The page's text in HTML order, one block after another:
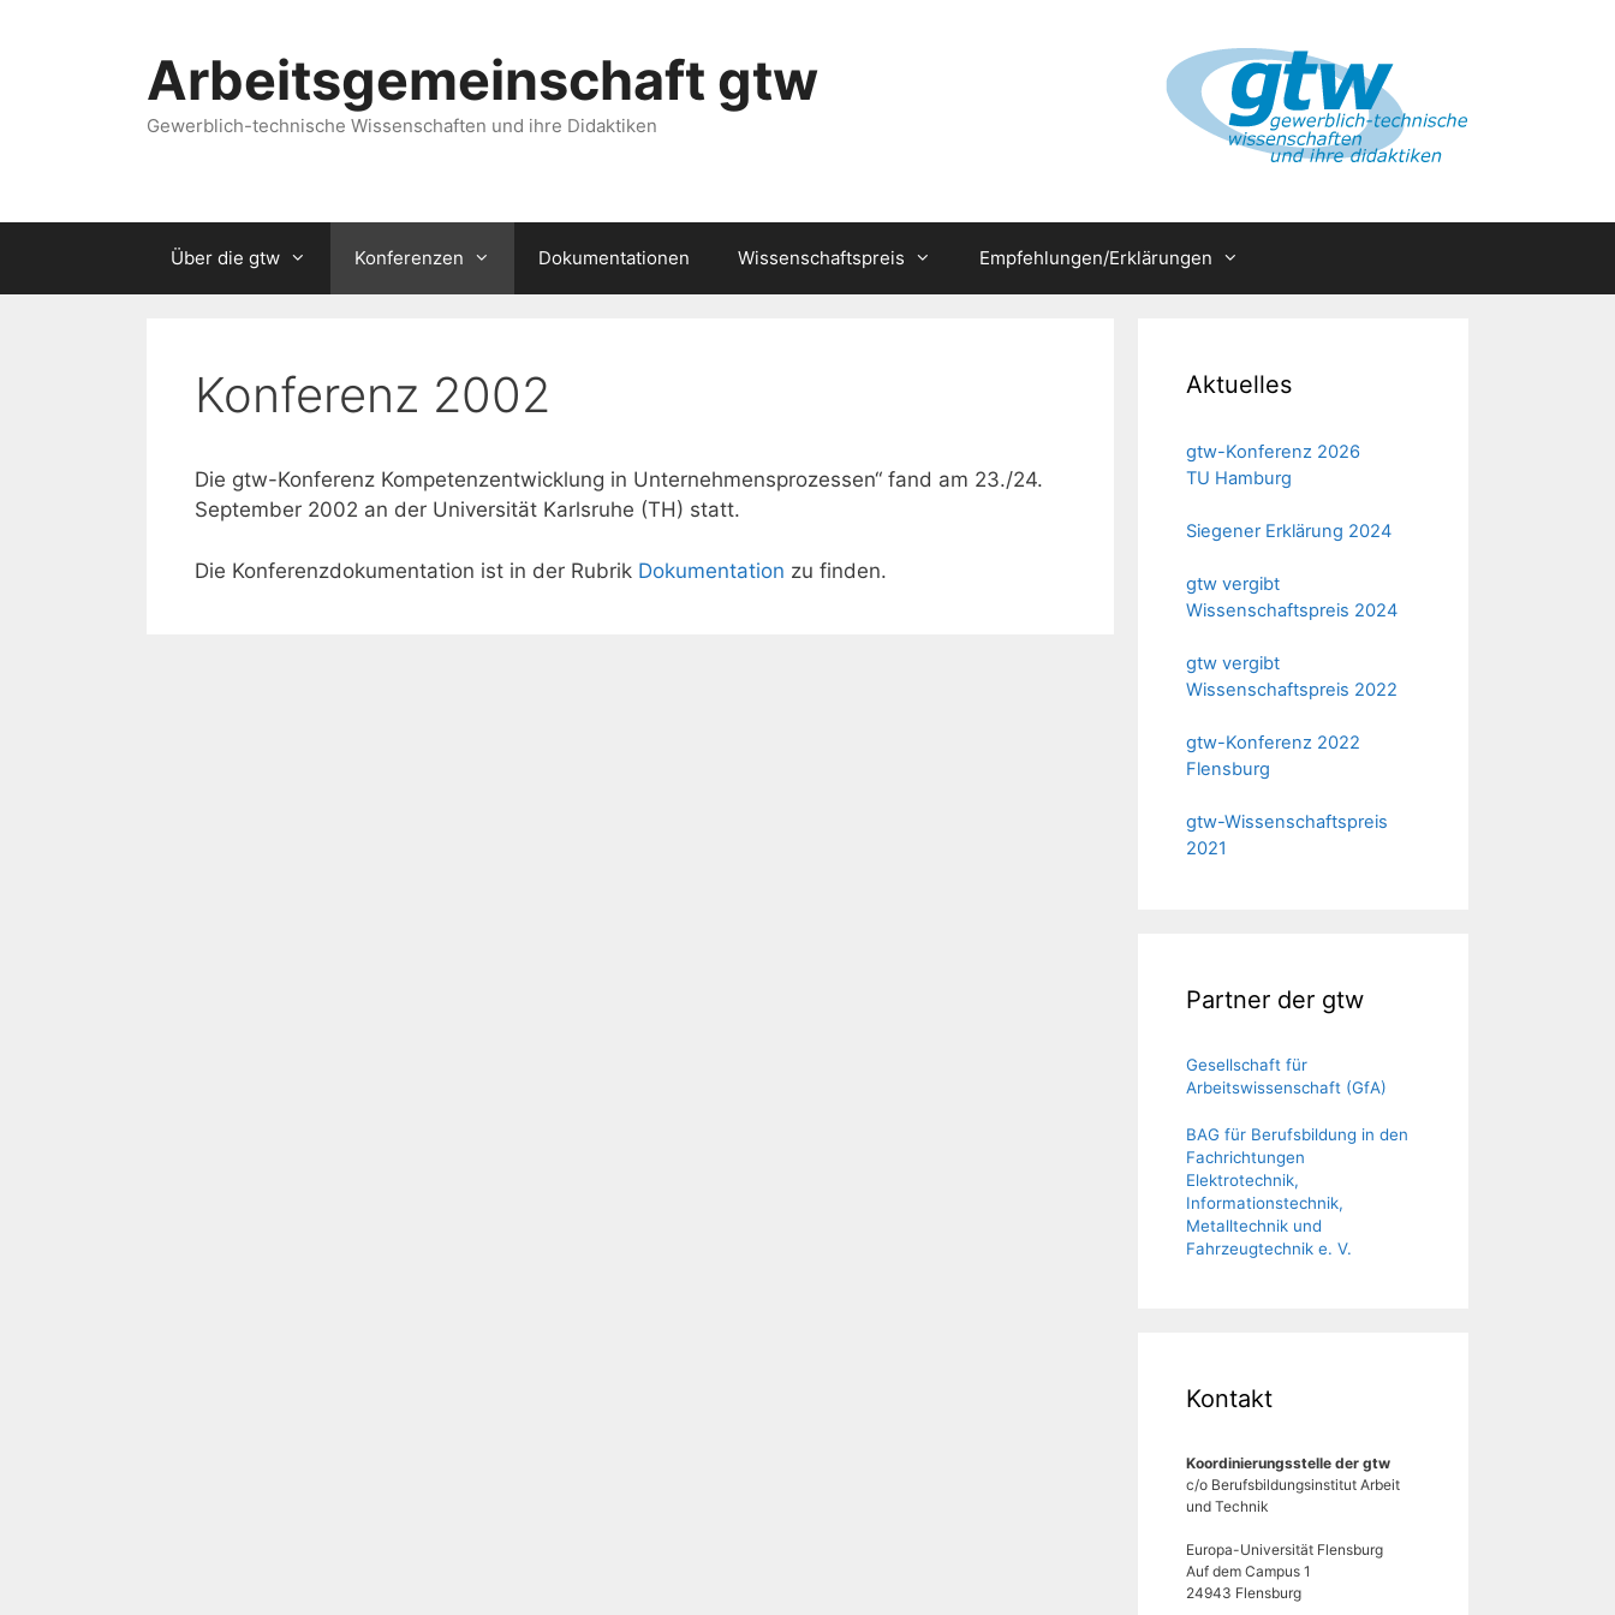
Arbeitsgemeinschaft gtw
Gewerblich-technische Wissenschaften und ihre Didaktiken
Über die gtw Konferenzen Dokumentationen Wissenschaftspreis Empfehlungen/Erklärungen
Konferenz 2002
Die gtw-Konferenz Kompetenzentwicklung in Unternehmensprozessen“ fand am 23./24.
September 2002 an der Universität Karlsruhe (TH) statt.
Die Konferenzdokumentation ist in der Rubrik Dokumentation zu finden.
Aktuelles
gtw-Konferenz 2026
TU Hamburg
Siegener Erklärung 2024
gtw vergibt
Wissenschaftspreis 2024
gtw vergibt
Wissenschaftspreis 2022
gtw-Konferenz 2022
Flensburg
gtw-Wissenschaftspreis
2021
Partner der gtw
Gesellschaft für
Arbeitswissenschaft (GfA)
BAG für Berufsbildung in den
Fachrichtungen
Elektrotechnik,
Informationstechnik,
Metalltechnik und
Fahrzeugtechnik e. V.
Kontakt
Koordinierungsstelle der gtw
c/o Berufsbildungsinstitut Arbeit
und Technik
Europa-Universität Flensburg
Auf dem Campus 1
24943 Flensburg